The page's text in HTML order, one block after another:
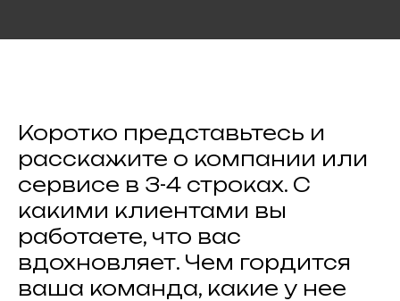
Коротко представьтесь и
расскажите о компании или
сервисе в 3-4 строках. С
какими клиентами вы
работаете, что вас
вдохновляет. Чем гордится
ваша команда, какие у нее